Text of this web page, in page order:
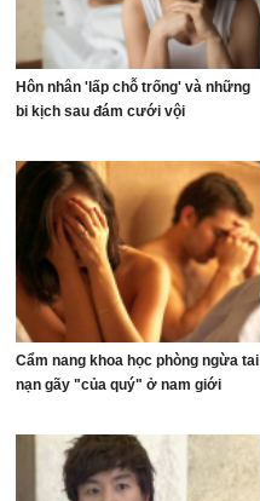
Hôn nhân 'lấp chỗ trống' và những
bi kịch sau đám cưới vội
Cẩm nang khoa học phòng ngừa tai
nạn gãy "của quý" ở nam giới